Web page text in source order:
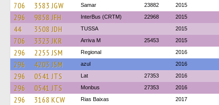
706 3583 JGW Samar 23882 2015
296 9858 JFH InterBus (CRTM) 22968 2015
44 3508 JDH TUSSA 2015
706 3323 JKR Arriva M 25453 2015
296 2255 JSM Regional 2016
296 4203 JSM azul 2016
296 0541 JTS Lat 27353 2016
296 0541 JTS Monbus 27353 2016
296 3168 KCW Rias Baixas 2017